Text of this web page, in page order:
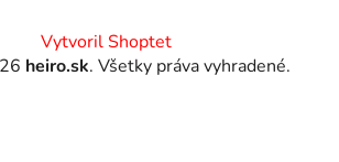
Vytvoril Shoptet
heiro.sk. Všetky práva vyhradené.